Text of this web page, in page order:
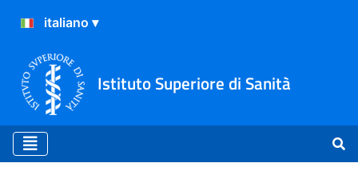
Istituto Superiore di Sanità